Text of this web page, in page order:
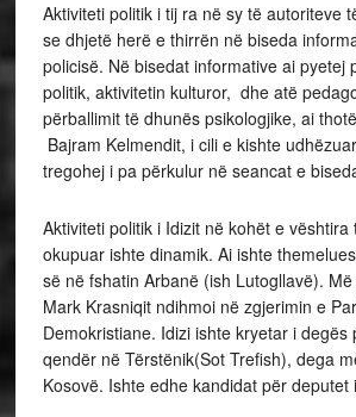
Aktiviteti politik i tij ra në sy të autoriteve
se dhjetë herë e thirrën në biseda
policisë. Në bisedat informative ai pyetej
politik, aktivitetin kulturor, dhe atë
përballimit të dhunës psikologjike, ai
Bajram Kelmendit, i cili e kishte
tregohej i pa përkulur në seancat e
Aktiviteti politik i Idizit në kohët e vështira
okupuar ishte dinamik. Ai ishte
së në fshatin Arbanë (ish Lutogllavë).
Mark Krasniqit ndihmoi në zgjerimin e
Demokristiane. Idizi ishte kryetar i degës
qendër në Tërstënik(Sot Trefish), dega
Kosovë. Ishte edhe kandidat për deputet